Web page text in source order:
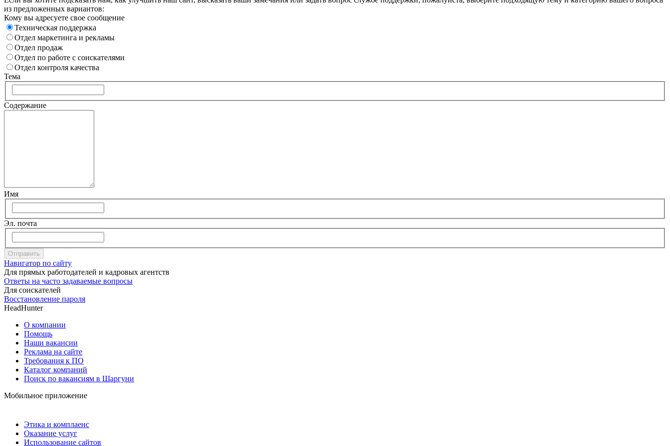
из предложенных вариантов:
Кому вы адресуете свое сообщение
Техническая поддержка
Отдел маркетинга и рекламы
Отдел продаж
Отдел по работе с соискателями
Отдел контроля качества
Тема
Содержание
Имя
Эл. почта
Отправить
Навигатор по сайту
Для прямых работодателей и кадровых агентств
Ответы на часто задаваемые вопросы
Для соискателей
Восстановление пароля
HeadHunter
О компании
Помощь
Наши вакансии
Реклама на сайте
Требования к ПО
Каталог компаний
Поиск по вакансиям в Шаргуни
Мобильное приложение
Этика и комплаенс
Оказание услуг
Использование сайтов